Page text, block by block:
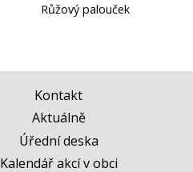
Růžový palouček
Kontakt
Aktuálně
Úřední deska
Kalendář akcí v obci